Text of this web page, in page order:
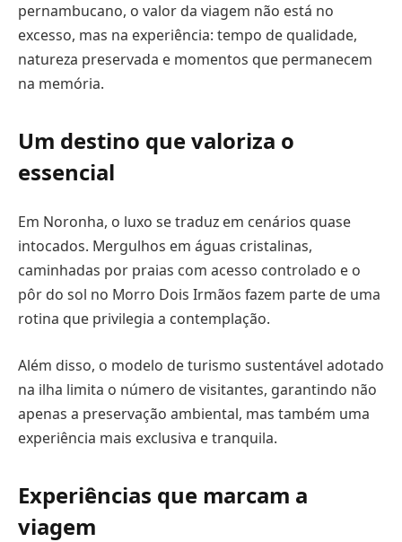
pernambucano, o valor da viagem não está no
excesso, mas na experiência: tempo de qualidade,
natureza preservada e momentos que permanecem
na memória.
Um destino que valoriza o
essencial
Em Noronha, o luxo se traduz em cenários quase
intocados. Mergulhos em águas cristalinas,
caminhadas por praias com acesso controlado e o
pôr do sol no Morro Dois Irmãos fazem parte de uma
rotina que privilegia a contemplação.
Além disso, o modelo de turismo sustentável adotado
na ilha limita o número de visitantes, garantindo não
apenas a preservação ambiental, mas também uma
experiência mais exclusiva e tranquila.
Experiências que marcam a
viagem